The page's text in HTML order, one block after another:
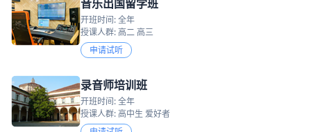
音乐出国留学班
开班时间: 全年
授课人群: 高二 高三
申请试听
录音师培训班
开班时间: 全年
授课人群: 高中生 爱好者